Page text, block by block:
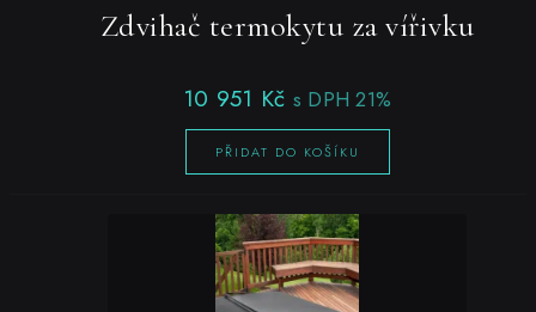
Zdvihač termokytu za vířivku
10 951 Kč s DPH 21%
PŘIDAT DO KOŠÍKU